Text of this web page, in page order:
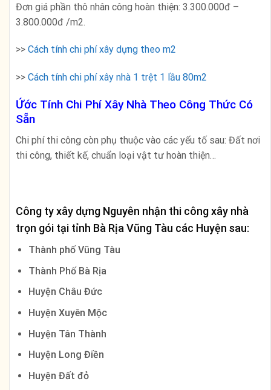
Đơn giá phần thô nhân công hoàn thiện: 3.300.000đ –
3.800.000đ /m2.
>> Cách tính chi phí xây dựng theo m2
>> Cách tính chi phí xây nhà 1 trệt 1 lầu 80m2
Ứớc Tính Chi Phí Xây Nhà Theo Công Thức Có
Sẵn
Chi phí thi công còn phụ thuộc vào các yếu tố sau: Đất nơi
thi công, thiết kế, chuẩn loại vật tư hoàn thiện…
Công ty xây dựng Nguyên nhận thi công xây nhà
trọn gói tại tỉnh Bà Rịa Vũng Tàu các Huyện sau:
Thành phố Vũng Tàu
Thành Phố Bà Rịa
Huyện Châu Đức
Huyện Xuyên Mộc
Huyện Tân Thành
Huyện Long Điền
Huyện Đất đỏ